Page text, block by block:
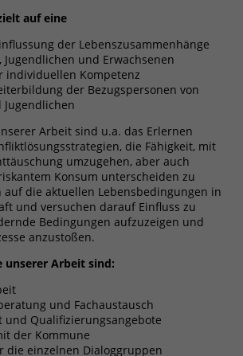
auf eine
der Lebenszusammenhänge
Jugendlichen und Erwachsenen
individuellen Kompetenz
der Bezugspersonen von
Arbeit sind u.a. das Erlernen
die Fähigkeit, mit
umzugehen, aber auch
Konsum unterscheiden zu
auf die aktuellen Lebensbedingungen in
und versuchen darauf Einfluss zu
Bedingungen aufzuzeigen und
anzustoßen.
unserer Arbeit sind:
und Fachaustausch
und Qualifizierungsangebote
der Kommune
die einzelnen Dialoggruppen